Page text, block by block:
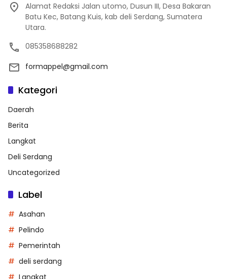
Alamat Redaksi Jalan utomo, Dusun III, Desa Bakaran
Batu Kec, Batang Kuis, kab deli Serdang, Sumatera
Utara.
085358688282
formappel@gmail.com
Kategori
Daerah
Berita
Langkat
Deli Serdang
Uncategorized
Label
Asahan
Pelindo
Pemerintah
deli serdang
Langkat